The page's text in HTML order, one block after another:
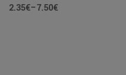
2.35€–7.50€